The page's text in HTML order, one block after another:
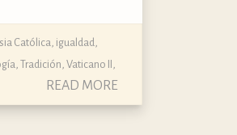
Católica, igualdad,
, Tradición, Vaticano II ,
READ MORE